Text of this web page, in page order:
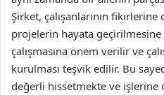
Şirket, çalışanlarının
projelerin hayata geçirilmesine
çalışmasına önem verilir ve
kurulması teşvik edilir. Bu
değerli hissetmekte ve işlerine